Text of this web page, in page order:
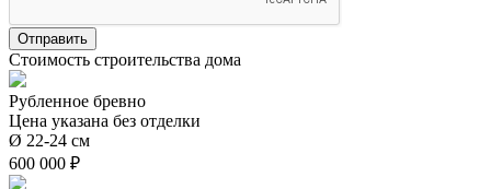
Стоимость строительства дома
Рубленное бревно
Цена указана без отделки
Ø 22-24 см
600 000 ₽